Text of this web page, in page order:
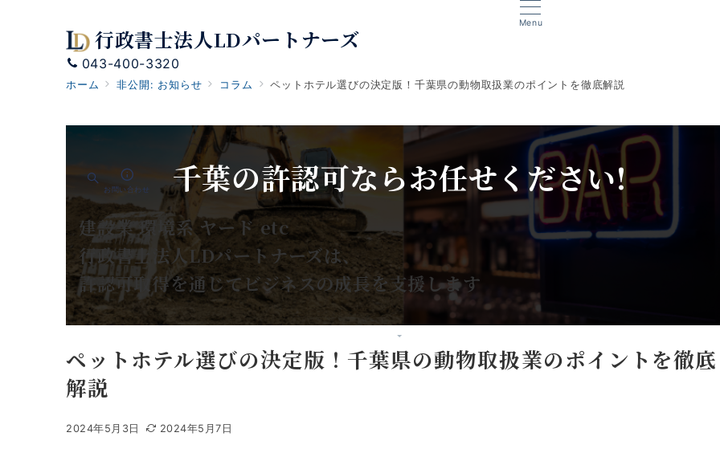
Menu
行政書士法人LDパートナーズ
043-400-3320
お問い合わせ
ホーム 非公開: お知らせ コラム ペットホテル選びの決定版！千葉県の動物取扱業のポイントを徹底解説
千葉の許認可ならお任せください!
建設業 環境系 ヤード etc
行政書士法人LDパートナーズは、
許認可取得を通じてビジネスの成長を支援します
ペットホテル選びの決定版！千葉県の動物取扱業のポイントを徹底
解説
2024年5月3日 2024年5月7日